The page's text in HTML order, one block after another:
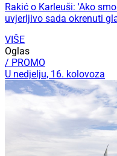
Rakić o Karleuši: 'Ako
uvjerljivo sada okrenuti
VIŠE
Oglas
/ PROMO
U nedjelju, 16. kolovoza